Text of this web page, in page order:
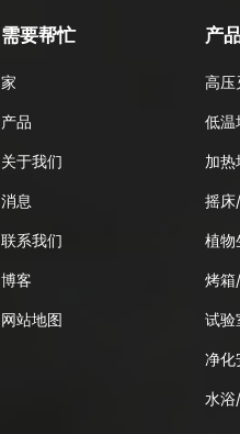
需要帮忙
家
产品
关于我们
消息
联系我们
博客
网站地图
产
高压
低温
加热
摇床
植物
烤箱
试验
净化
水浴